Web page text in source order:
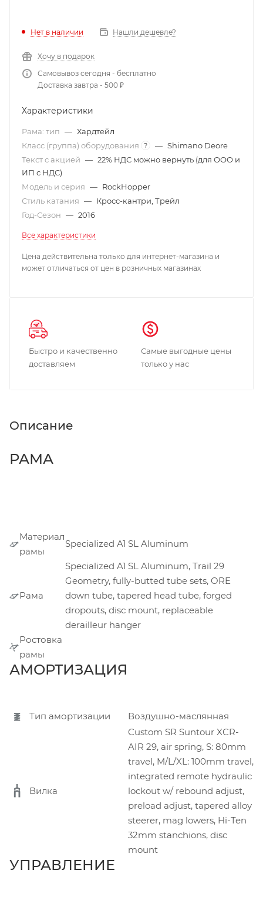
Нет в наличии Нашли дешевле?
Хочу в подарок
Самовывоз сегодня - бесплатно
Доставка завтра - 500 ₽
Характеристики
Рама: тип — Хардтейл
Класс (группа) оборудования
? — Shimano Deore
Текст с акцией — 22% НДС можно вернуть (для ООО и
ИП с НДС)
Модель и серия — RockHopper
Стиль катания — Кросс-кантри, Трейл
Год-Сезон — 2016
Все характеристики
Цена действительна только для интернет-магазина и
может отличаться от цен в розничных магазинах
Быстро и качественно
доставляем
Самые выгодные цены
только у нас
Описание
РАМА
Материал
рамы
Specialized A1 SL Aluminum
Рама
Specialized A1 SL Aluminum, Trail 29
Geometry, fully-butted tube sets, ORE
down tube, tapered head tube, forged
dropouts, disc mount, replaceable
derailleur hanger
Ростовка
рамы
АМОРТИЗАЦИЯ
Тип амортизации Воздушно-маслянная
Вилка
Custom SR Suntour XCR-
AIR 29, air spring, S: 80mm
travel, M/L/XL: 100mm travel,
integrated remote hydraulic
lockout w/ rebound adjust,
preload adjust, tapered alloy
steerer, mag lowers, Hi-Ten
32mm stanchions, disc
mount
УПРАВЛЕНИЕ